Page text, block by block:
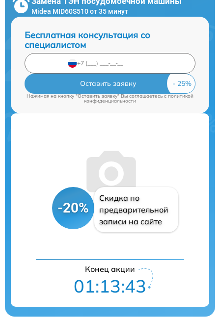
Midea MID60S510 от 35 минут
Бесплатная консультация со
специалистом
Оставить заявку
Нажимая на кнопку "Оставить заявку" Вы соглашаетесь cполитикой
конфиденциальности
-20%
Скидка по
предварительной
записи на сайте
Конец акции
01:13:42